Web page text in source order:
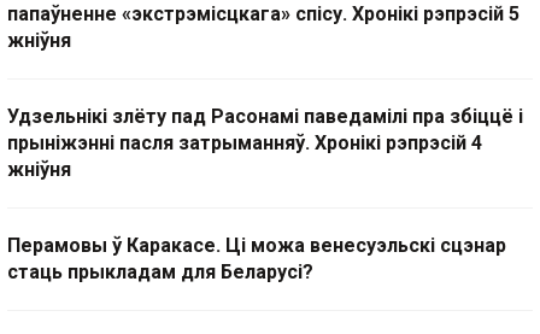
папаўненне «экстрэмісцкага» спісу. Хронікі рэпрэсій 5
жніўня
Удзельнікі злёту пад Расонамі паведамілі пра збіццё і
прыніжэнні пасля затрыманняў. Хронікі рэпрэсій 4
жніўня
Перамовы ў Каракасе. Ці можа венесуэльскі сцэнар
стаць прыкладам для Беларусі?